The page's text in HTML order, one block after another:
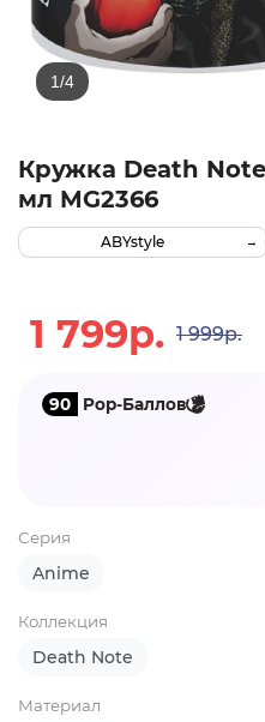
Кружка Death
мл MG2366
ABYstyle
1 799р. 1 999р.
90 Pop-Баллов
Серия
Anime
Коллекция
Death Note
Материал